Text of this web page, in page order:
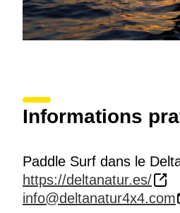
Informations
Paddle Surf dans le
https://deltanatur.es/
info@deltanatur4x4.com